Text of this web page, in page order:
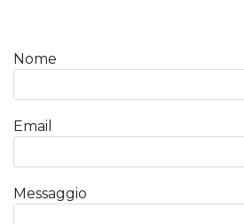
Nome
Email
Messaggio